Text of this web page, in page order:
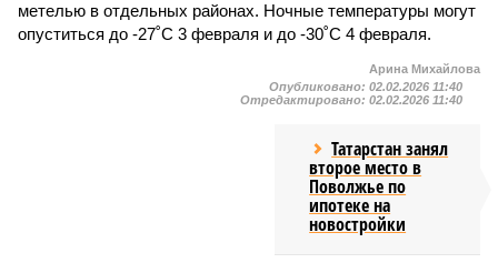
метелью в отдельных районах. Ночные температуры могут
опуститься до -27˚С 3 февраля и до -30˚С 4 февраля.
Арина Михайлова
Опубликовано: 02.02.2026 11:40
Отредактировано: 02.02.2026 11:40
Татарстан занял
второе место в
Поволжье по
ипотеке на
новостройки